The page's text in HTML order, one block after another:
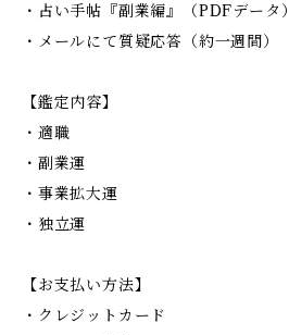
・占い手帖『副業編』（PDFデータ）
・メールにて質疑応答（約一週間）
【鑑定内容】
・適職
・副業運
・事業拡大運
・独立運
【お支払い方法】
・クレジットカード